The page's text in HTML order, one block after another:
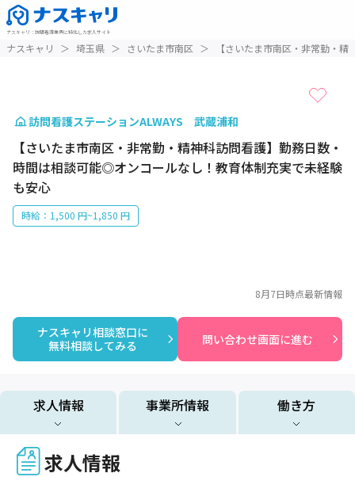
ナスキャリ ： 訪問看護業界に特化した求人サイト
ナスキャリ ＞ 埼玉県 ＞ さいたま市南区 ＞ 【さいたま市南区・非常勤・
訪問看護ステーションALWAYS 武蔵浦和
【さいたま市南区・非常勤・精神科訪問看護】勤務日数・
時間は相談可能◎オンコールなし！教育体制充実で未経験
も安心
時給：1,500 円~1,850 円
ナスキャリ相談窓口に
無料相談してみる
問い合わせ画面に進む
8月7日時点最新情報
求人情報 事業所情報 働き方
求人情報